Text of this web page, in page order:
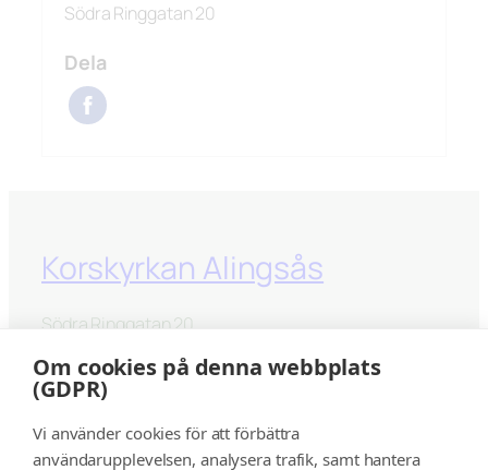
Södra Ringgatan 20
Dela
Korskyrkan Alingsås
Södra Ringgatan 20
kontakt@korskyrkanalingsås.se
Facebook Instagram YouTube
Om cookies på denna webbplats
(GDPR)
Vi använder cookies för att förbättra
användarupplevelsen, analysera trafik, samt hantera